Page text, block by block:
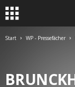
Start WP - Pressefächer